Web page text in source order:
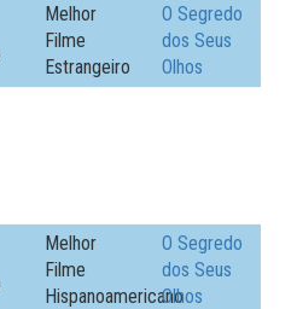
Melhor
Filme
Estrangeiro
O Segredo
dos Seus
Olhos
Melhor
Filme
Hispanoamericano
O Segredo
dos Seus
Olhos